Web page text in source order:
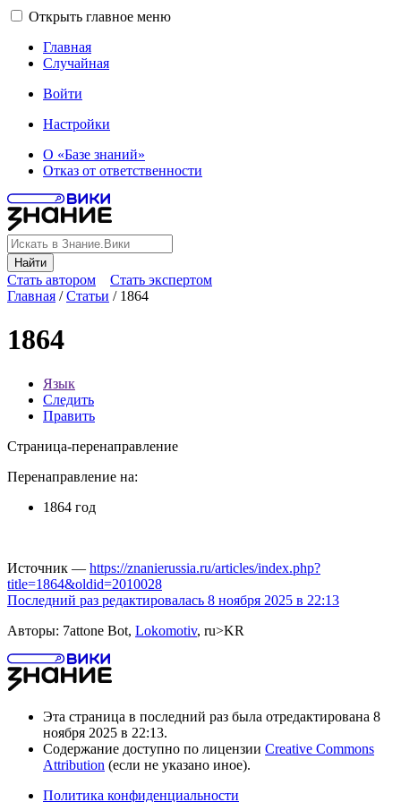
Открыть главное меню
Главная
Случайная
Войти
Настройки
О «Базе знаний»
Отказ от ответственности
Найти
Стать автором
Стать экспертом
Главная /Статьи / 1864
1864
Язык
Следить
Править
Страница-перенаправление
Перенаправление на:
1864 год
Источник — https://znanierussia.ru/articles/index.php?
title=1864&oldid=2010028
Последний раз редактировалась 8 ноября 2025 в 22:13
Авторы: 7attone Bot, Lokomotiv, ru>KR
Эта страница в последний раз была отредактирована 8
ноября 2025 в 22:13.
Содержание доступно по лицензии Creative Commons
Attribution (если не указано иное).
Политика конфиденциальности